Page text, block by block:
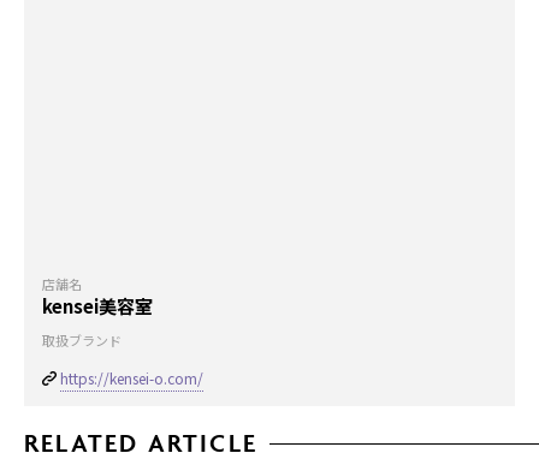
店舗名
kensei美容室
取扱ブランド
https://kensei-o.com/
RELATED ARTICLE